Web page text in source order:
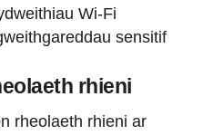
Wi-Fi
sensitif
rhieni
rheolaeth rhieni ar